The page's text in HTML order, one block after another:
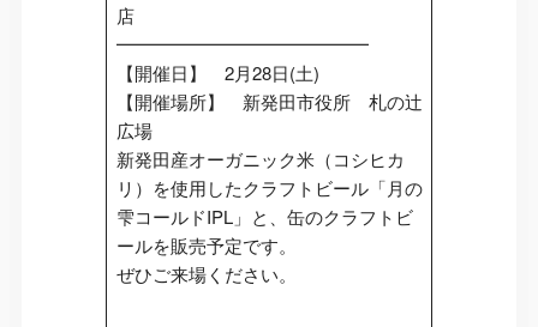
店
━━━━━━━━━━━━━━
【開催日】 2月28日(土)
【開催場所】 新発田市役所 札の辻
広場
新発田産オーガニック米（コシヒカ
リ）を使用したクラフトビール「月の
雫コールドIPL」と、缶のクラフトビ
ールを販売予定です。
ぜひご来場ください。